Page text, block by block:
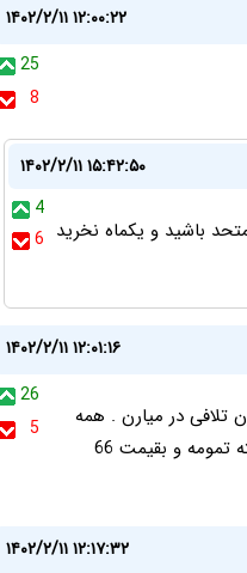
۱۴۰۲/۲/۱۱ ۱۲:۰۰:۲۲
25
8
۱۴۰۲/۲/۱۱ ۱۵:۴۲:۵۰
4
6 باشید و یکماه نخرید
۱۴۰۲/۲/۱۱ ۱۲:۰۱:۱۶
26
5
تلافی در میارن . همه
مرغها رو صادر میکنن . داخل اصلن مرغ نیست . تره بار هفته ای 2 بار میاره نیم ساعته تمومه و بقیمت 66
۱۴۰۲/۲/۱۱ ۱۲:۱۷:۳۲